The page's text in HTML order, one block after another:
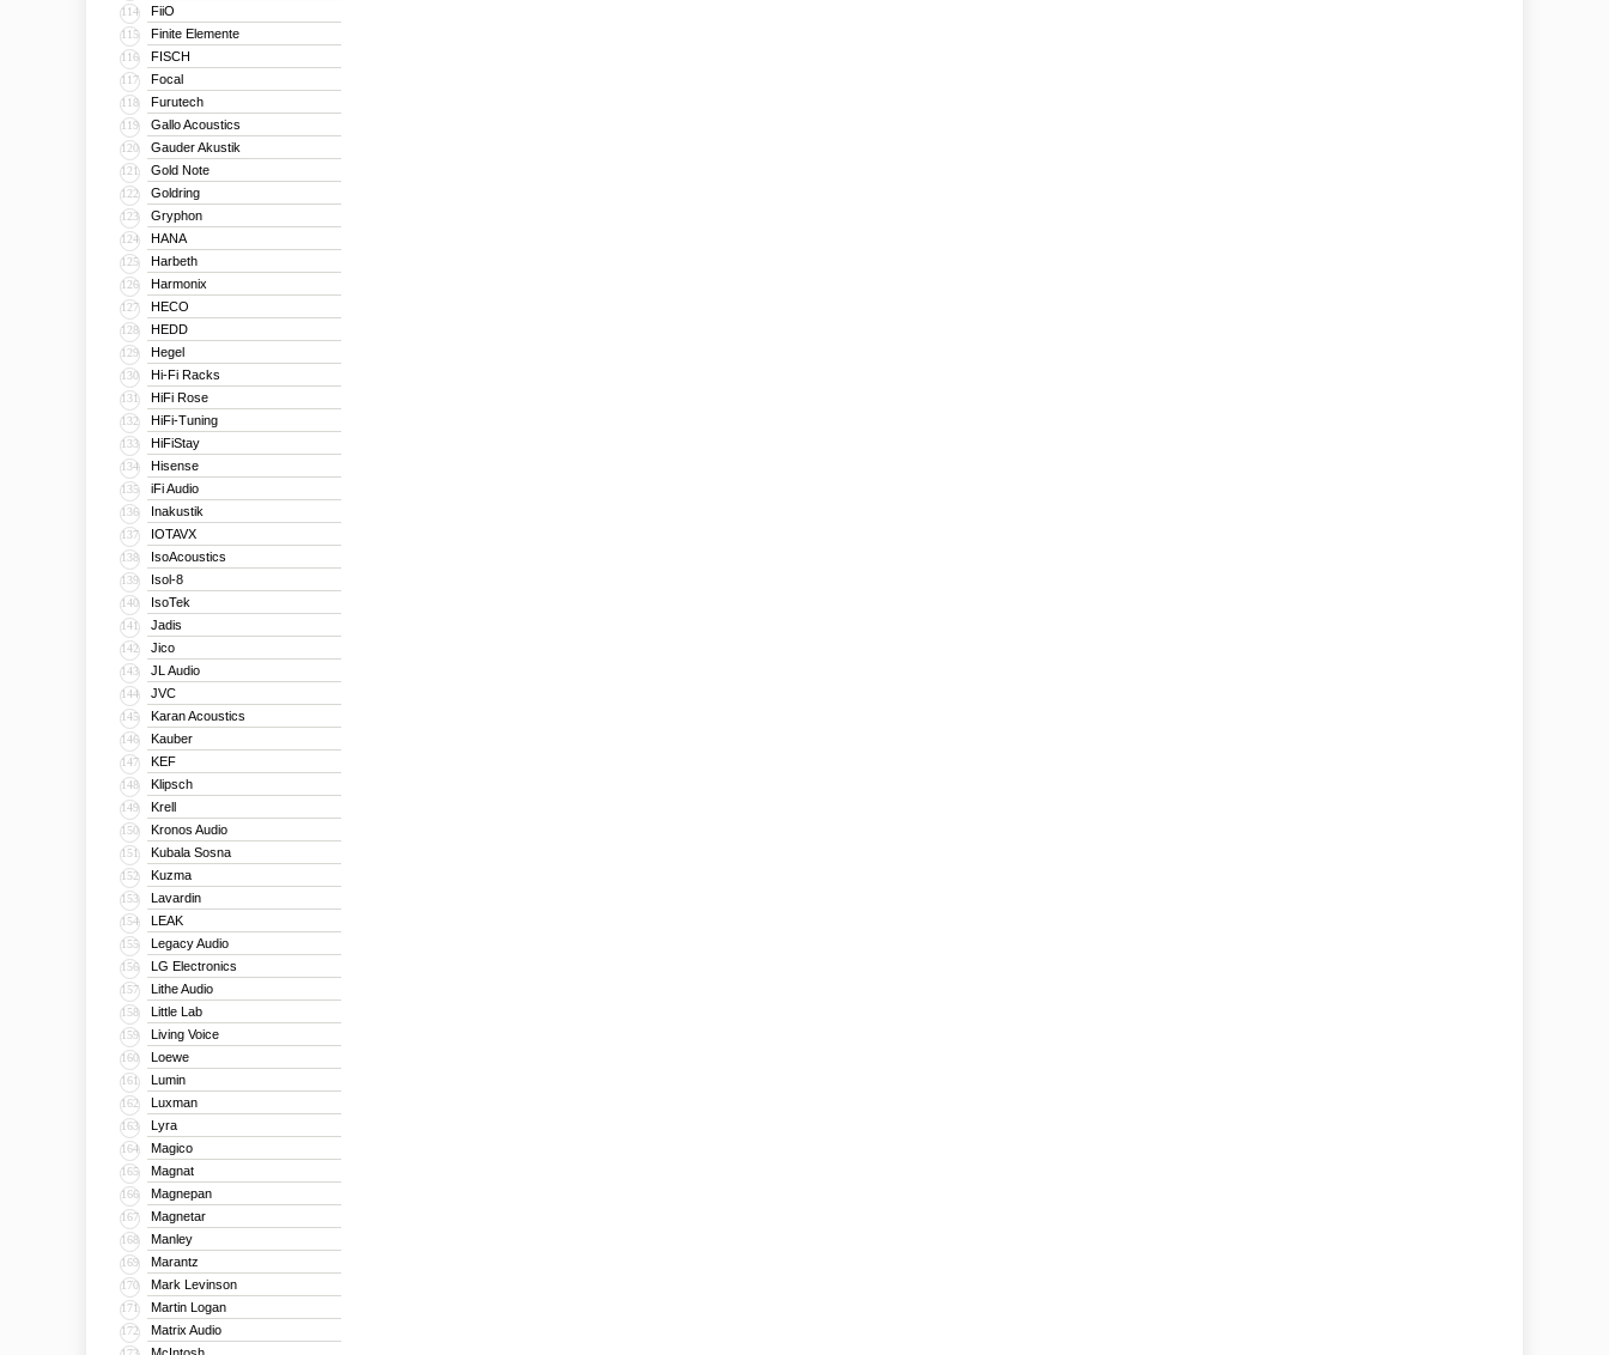
114 FiiO
115 Finite Elemente
116 FISCH
117 Focal
118 Furutech
119 Gallo Acoustics
120 Gauder Akustik
121 Gold Note
122 Goldring
123 Gryphon
124 HANA
125 Harbeth
126 Harmonix
127 HECO
128 HEDD
129 Hegel
130 Hi-Fi Racks
131 HiFi Rose
132 HiFi-Tuning
133 HiFiStay
134 Hisense
135 iFi Audio
136 Inakustik
137 IOTAVX
138 IsoAcoustics
139 Isol-8
140 IsoTek
141 Jadis
142 Jico
143 JL Audio
144 JVC
145 Karan Acoustics
146 Kauber
147 KEF
148 Klipsch
149 Krell
150 Kronos Audio
151 Kubala Sosna
152 Kuzma
153 Lavardin
154 LEAK
155 Legacy Audio
156 LG Electronics
157 Lithe Audio
158 Little Lab
159 Living Voice
160 Loewe
161 Lumin
162 Luxman
163 Lyra
164 Magico
165 Magnat
166 Magnepan
167 Magnetar
168 Manley
169 Marantz
170 Mark Levinson
171 Martin Logan
172 Matrix Audio